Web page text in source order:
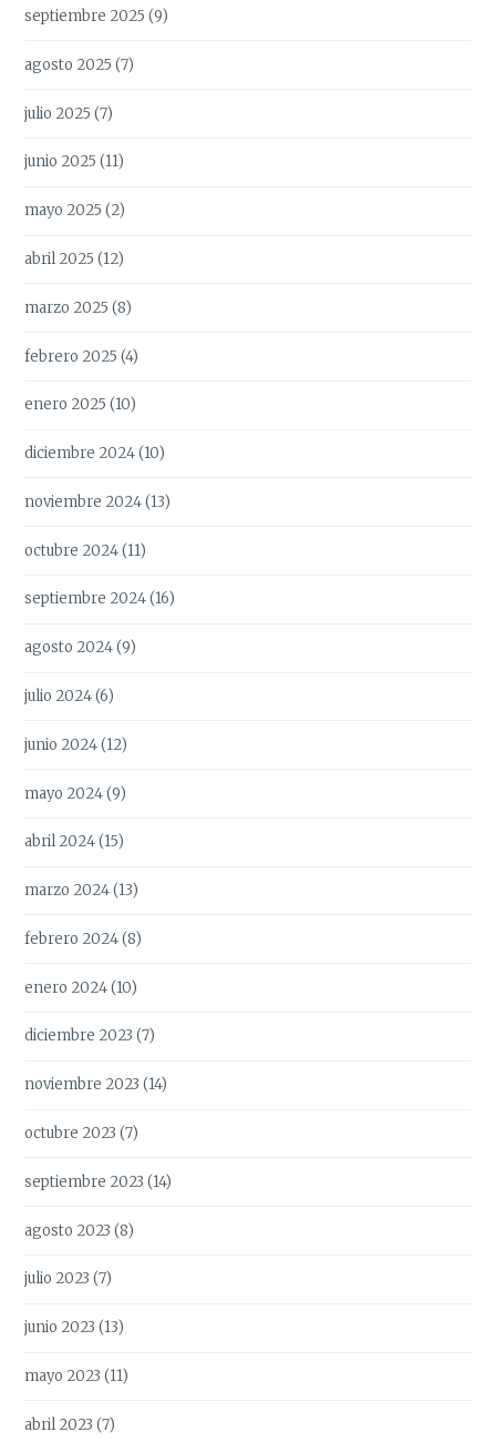
septiembre 2025 (9)
agosto 2025 (7)
julio 2025 (7)
junio 2025 (11)
mayo 2025 (2)
abril 2025 (12)
marzo 2025 (8)
febrero 2025 (4)
enero 2025 (10)
diciembre 2024(10)
noviembre 2024(13)
octubre 2024(11)
septiembre 2024(16)
agosto 2024(9)
julio 2024(6)
junio 2024(12)
mayo 2024(9)
abril 2024(15)
marzo 2024(13)
febrero 2024(8)
enero 2024(10)
diciembre 2023 (7)
noviembre 2023 (14)
octubre 2023 (7)
septiembre 2023 (14)
agosto 2023 (8)
julio 2023 (7)
junio 2023 (13)
mayo 2023 (11)
abril 2023 (7)